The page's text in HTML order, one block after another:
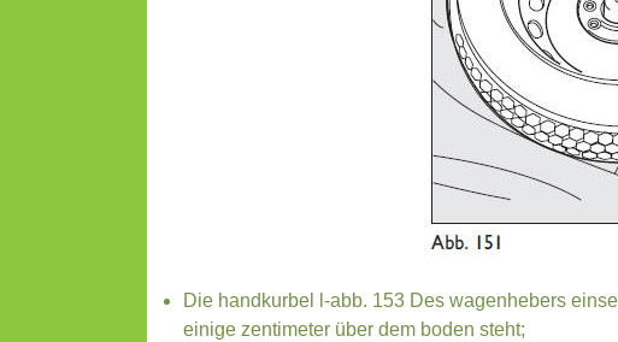
Die handkurbel l-abb. 153 Des wagenhebers
einige zentimeter über dem boden steht;